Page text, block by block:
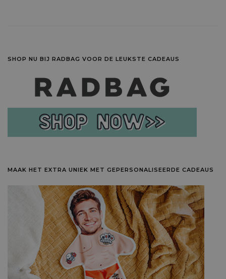
SHOP NU BIJ RADBAG VOOR DE LEUKSTE CADEAUS
MAAK HET EXTRA UNIEK MET GEPERSONALISEERDE CADEAUS